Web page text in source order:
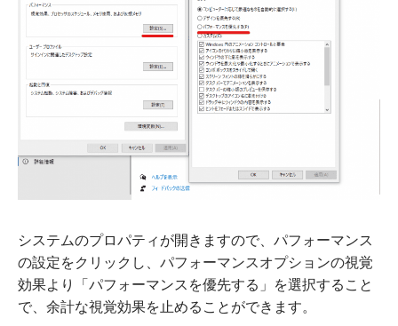
システムのプロパティが開きますので、パフォーマンス
の設定をクリックし、パフォーマンスオプションの視覚
効果より「パフォーマンスを優先する」を選択すること
で、余計な視覚効果を止めることができます。